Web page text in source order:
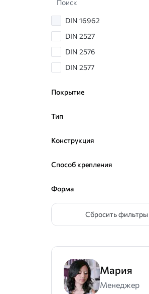
Поиск
DIN 16962
DIN 2527
DIN 2576
DIN 2577
DIN 2642
ГОСТ 12822-80
ГОСТ 25660-83
ГОСТ 9399-81
Покрытие
Тип
Конструкция
Способ крепления
Форма
Сбросить фильтры
Мария
Менеджер